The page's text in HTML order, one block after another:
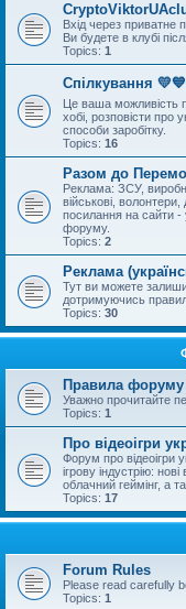
Вхід через приватне
Ви будете в клубі
Topics: 1
Спілкування
Це ваша можливість
хобі, розповісти про
способи заробітку.
Topics: 16
Разом до
Реклама: ЗСУ,
військові,
посилання на сайти -
форуму.
Topics: 2
Реклама
Тут ви можете
дотримуючись
Topics: 30
Правила форуму
Уважно прочитайте
Topics: 1
Про відеоігри
Форум про відеоігри
ігрову індустрію: нові
облачний геймінг, а
Topics: 17
Forum Rules
Please read carefully
Topics: 1